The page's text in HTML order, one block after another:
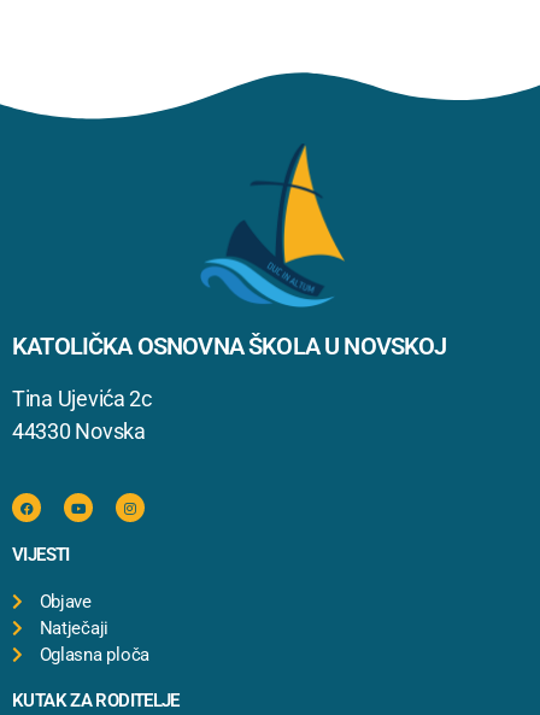
KATOLIČKA OSNOVNA ŠKOLA U NOVSKOJ
Tina Ujevića 2c
44330 Novska
VIJESTI
Objave
Natječaji
Oglasna ploča
KUTAK ZA RODITELJE